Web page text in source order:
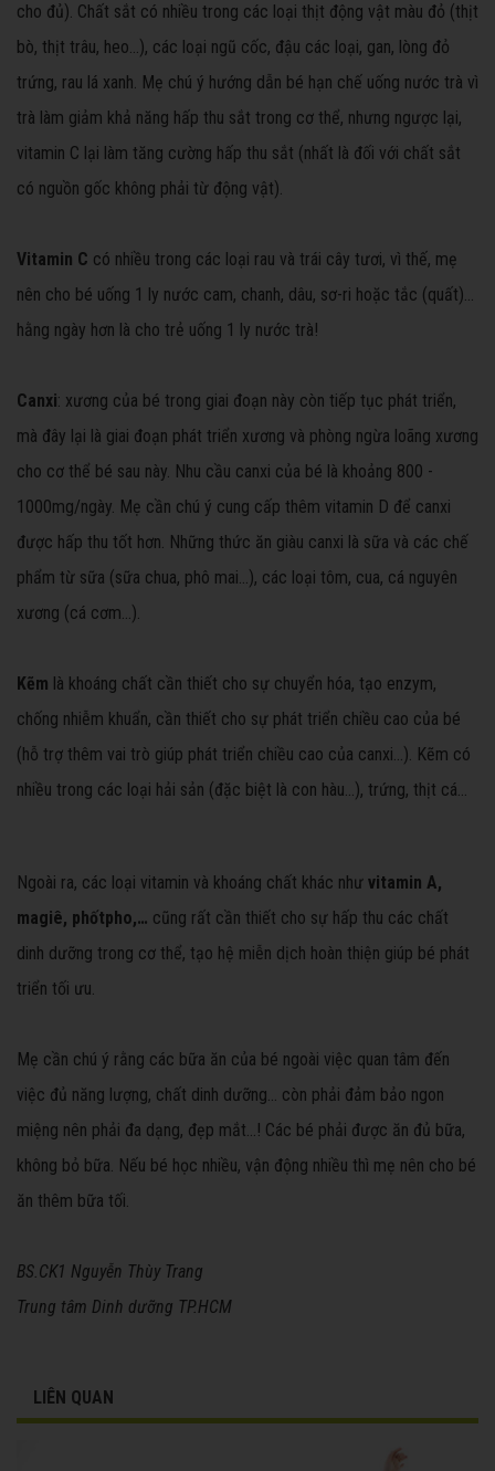
cho đủ). Chất sắt có nhiều trong các loại thịt động vật màu đỏ (thịt
bò, thịt trâu, heo…), các loại ngũ cốc, đậu các loại, gan, lòng đỏ
trứng, rau lá xanh. Mẹ chú ý hướng dẫn bé hạn chế uống nước trà vì
trà làm giảm khả năng hấp thu sắt trong cơ thể, nhưng ngược lại,
vitamin C lại làm tăng cường hấp thu sắt (nhất là đối với chất sắt
có nguồn gốc không phải từ động vật).
Vitamin C có nhiều trong các loại rau và trái cây tươi, vì thế, mẹ
nên cho bé uống 1 ly nước cam, chanh, dâu, sơ-ri hoặc tắc (quất)…
hằng ngày hơn là cho trẻ uống 1 ly nước trà!
Canxi: xương của bé trong giai đoạn này còn tiếp tục phát triển,
mà đây lại là giai đoạn phát triển xương và phòng ngừa loãng xương
cho cơ thể bé sau này. Nhu cầu canxi của bé là khoảng 800 -
1000mg/ngày. Mẹ cần chú ý cung cấp thêm vitamin D để canxi
được hấp thu tốt hơn. Những thức ăn giàu canxi là sữa và các chế
phẩm từ sữa (sữa chua, phô mai…), các loại tôm, cua, cá nguyên
xương (cá cơm…).
Kẽm là khoáng chất cần thiết cho sự chuyển hóa, tạo enzym,
chống nhiễm khuẩn, cần thiết cho sự phát triển chiều cao của bé
(hỗ trợ thêm vai trò giúp phát triển chiều cao của canxi…). Kẽm có
nhiều trong các loại hải sản (đặc biệt là con hàu…), trứng, thịt cá…
Ngoài ra, các loại vitamin và khoáng chất khác như vitamin A,
magiê, phốtpho,… cũng rất cần thiết cho sự hấp thu các chất
dinh dưỡng trong cơ thể, tạo hệ miễn dịch hoàn thiện giúp bé phát
triển tối ưu.
Mẹ cần chú ý rằng các bữa ăn của bé ngoài việc quan tâm đến
việc đủ năng lượng, chất dinh dưỡng… còn phải đảm bảo ngon
miệng nên phải đa dạng, đẹp mắt…! Các bé phải được ăn đủ bữa,
không bỏ bữa. Nếu bé học nhiều, vận động nhiều thì mẹ nên cho bé
ăn thêm bữa tối.
BS.CK1 Nguyễn Thùy Trang
Trung tâm Dinh dưỡng TP.HCM
LIÊN QUAN